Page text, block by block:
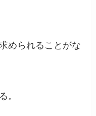
められることがな
。